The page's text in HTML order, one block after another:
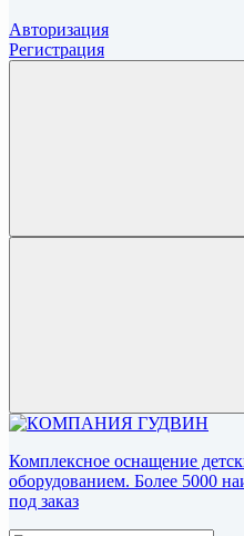
Авторизация
Регистрация
Комплексное оснащение
оборудованием. Более 5000
под заказ